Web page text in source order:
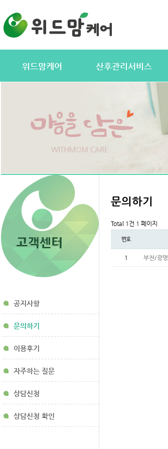
위드맘케어 산후관리서비스
정부지원(바우처) 서비스
산후관리사 업무
산후관리사 자격요건
공지사항
문의하기
이용후기
자주하는 질문
상담신청
상담신청 확인
문의하기
Total 1건 1 페이지
번호
1 부천/광명